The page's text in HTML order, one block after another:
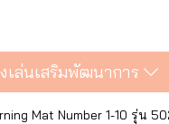
เล่นเสริมพัฒนาการ
Mat Number 1-10 รุ่น